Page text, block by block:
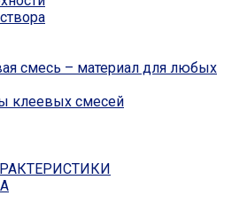
смесь – материал для любых
клеевых смесей